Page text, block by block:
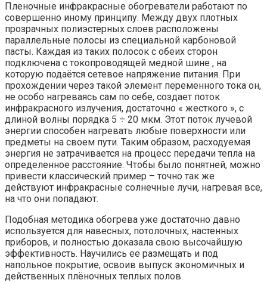
Пленочные инфракрасные обогреватели работают по
совершенно иному принципу. Между двух плотных
прозрачных полиэстерных слоев расположены
параллельные полосы из специальной карбоновой
пасты. Каждая из таких полосок с обеих сторон
подключена с токопроводящей медной шине , на
которую подаётся сетевое напряжение питания. При
прохождении через такой элемент переменного тока он,
не особо нагреваясь сам по себе, создает поток
инфракрасного излучения, достаточно « жесткого », с
длиной волны порядка 5 ÷ 20 мкм. Этот поток лучевой
энергии способен нагревать любые поверхности или
предметы на своем пути. Таким образом, расходуемая
энергия не затрачивается на процесс передачи тепла на
определенное расстояние. Чтобы было понятней, можно
привести классический пример – точно так же
действуют инфракрасные солнечные лучи, нагревая все,
на что они попадают.
Подобная методика обогрева уже достаточно давно
используется для навесных, потолочных, настенных
приборов, и полностью доказала свою высочайшую
эффективность. Научились ее размещать и под
напольное покрытие, освоив выпуск экономичных и
действенных плёночных теплых полов.